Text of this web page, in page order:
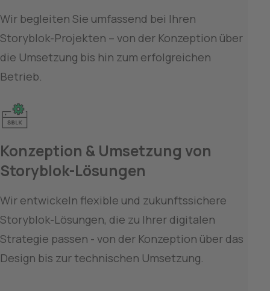
Wir begleiten Sie umfassend bei Ihren
Storyblok-Projekten – von der Konzeption über
die Umsetzung bis hin zum erfolgreichen
Betrieb.
Konzeption & Umsetzung von
Storyblok-Lösungen
Wir entwickeln flexible und zukunftssichere
Storyblok-Lösungen, die zu Ihrer digitalen
Strategie passen - von der Konzeption über das
Design bis zur technischen Umsetzung.